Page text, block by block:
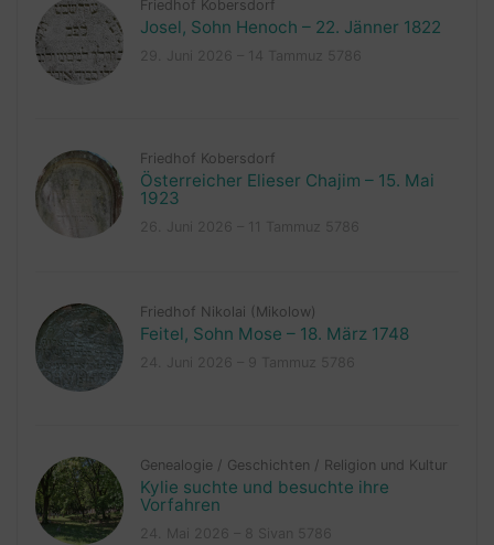
Friedhof Kobersdorf
Josel, Sohn Henoch – 22. Jänner 1822
Friedhof Kobersdorf
Österreicher Elieser Chajim – 15. Mai
1923
Friedhof Nikolai (Mikolow)
Feitel, Sohn Mose – 18. März 1748
Genealogie / Geschichten / Religion und Kultur
Kylie suchte und besuchte ihre
Vorfahren